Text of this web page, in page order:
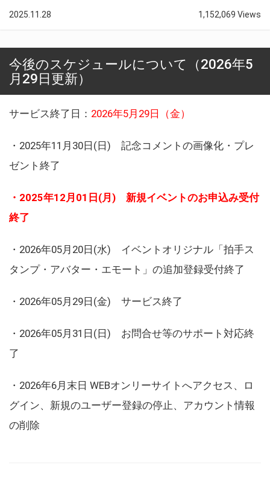
2025.11.28 1,152,069 Views
今後のスケジュールについて（2026年5
月29日更新）
サービス終了日： 2026年5月29日（金）
・2025年11月30日(日) 記念コメントの画像化・プレ
ゼント終了
・2025年12月01日(月) 新規イベントのお申込み受付
終了
・2026年05月20日(水) イベントオリジナル「拍手ス
タンプ・アバター・エモート」の追加登録受付終了
・2026年05月29日(金) サービス終了
・2026年05月31日(日) お問合せ等のサポート対応終
了
・2026年6月末日 WEBオンリーサイトへアクセス、ロ
グイン、新規のユーザー登録の停止、アカウント情報
の削除